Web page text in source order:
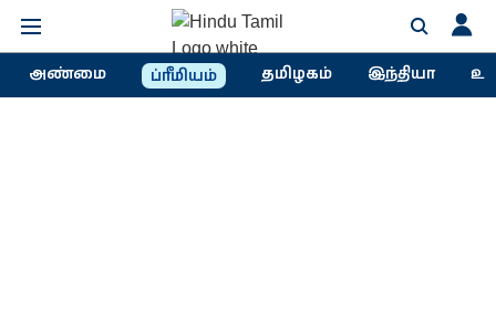
அண்மை ப்ரீமியம் தமிழகம் இந்தியா